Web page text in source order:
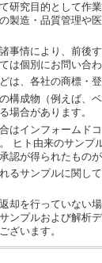
研究目的として作
製造・品質管理や
事情により、前後
は個別にお問い合わ
は、各社の商標・登
構成物（例えば、
場合があります。
はインフォームド
ヒト由来のサンプ
認が得られたものが
るサンプルに関し
却を行っていない
ンプルおよび解析
ざいます。